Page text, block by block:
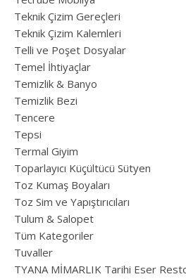
Teknik Çizim Gereçleri
Teknik Çizim Kalemleri
Telli ve Poşet Dosyalar
Temel İhtiyaçlar
Temizlik & Banyo
Temizlik Bezi
Tencere
Tepsi
Termal Giyim
Toparlayıcı Küçültücü Sütyen
Toz Kumaş Boyaları
Toz Sim ve Yapıştırıcıları
Tulum & Salopet
Tüm Kategoriler
Tuvaller
TYANA MİMARLIK Tarihi Eser